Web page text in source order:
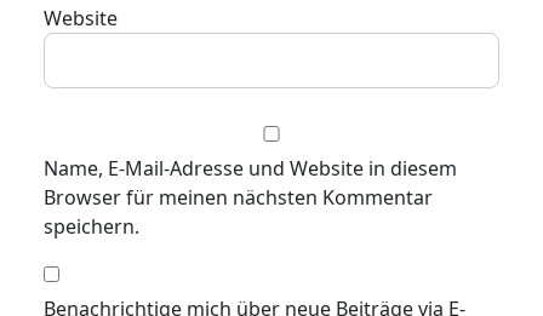
Website
Name, E-Mail-Adresse und Website in diesem
Browser für meinen nächsten Kommentar
speichern.
Benachrichtige mich über neue Beiträge via E-